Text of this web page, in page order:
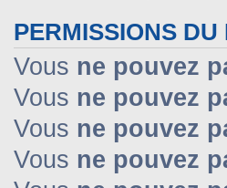
PERMISSIONS DU
Vous ne pouvez
Vous ne pouvez
Vous ne pouvez
Vous ne pouvez